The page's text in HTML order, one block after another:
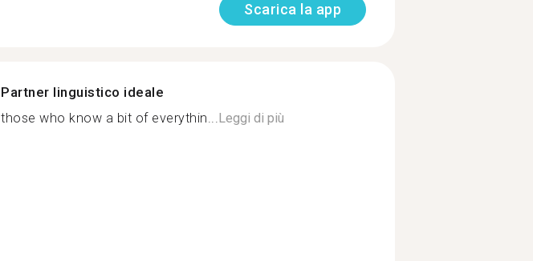
Scarica la app
Partner linguistico ideale
those who know a bit of everythin...Leggi di più